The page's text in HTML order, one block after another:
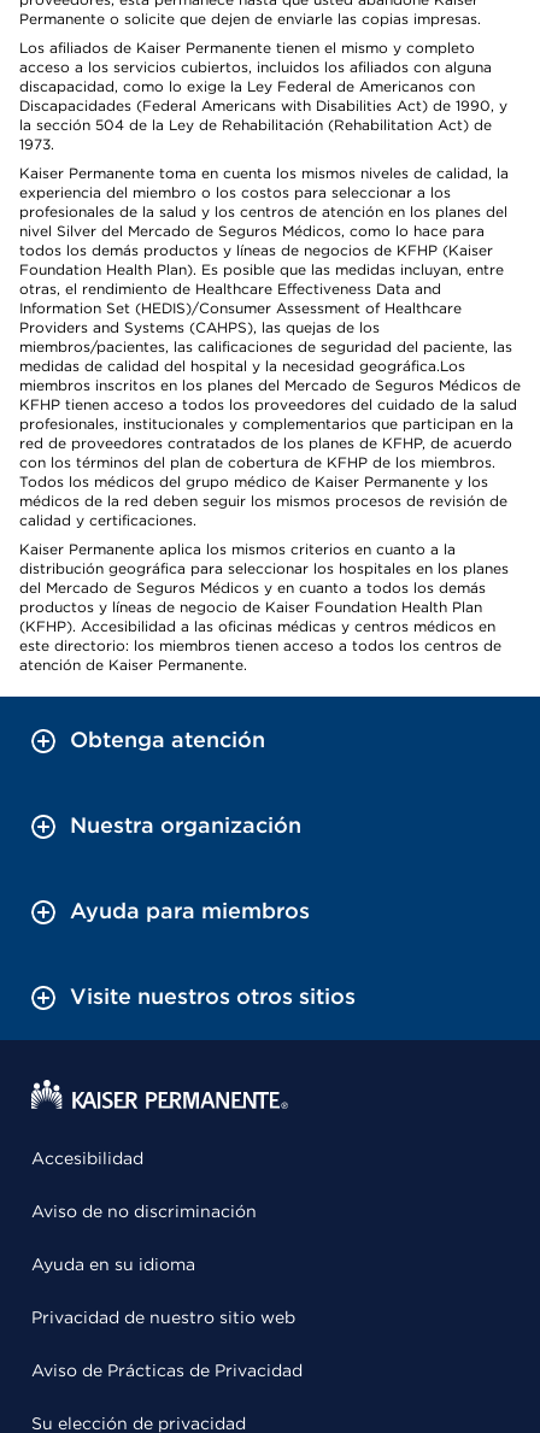
Permanente o solicite que dejen de enviarle las copias impresas.
Los afiliados de Kaiser Permanente tienen el mismo y completo
acceso a los servicios cubiertos, incluidos los afiliados con alguna
discapacidad, como lo exige la Ley Federal de Americanos con
Discapacidades (Federal Americans with Disabilities Act) de 1990, y
la sección 504 de la Ley de Rehabilitación (Rehabilitation Act) de
1973.
Kaiser Permanente toma en cuenta los mismos niveles de calidad, la
experiencia del miembro o los costos para seleccionar a los
profesionales de la salud y los centros de atención en los planes del
nivel Silver del Mercado de Seguros Médicos, como lo hace para
todos los demás productos y líneas de negocios de KFHP (Kaiser
Foundation Health Plan). Es posible que las medidas incluyan, entre
otras, el rendimiento de Healthcare Effectiveness Data and
Information Set (HEDIS)/Consumer Assessment of Healthcare
Providers and Systems (CAHPS), las quejas de los
miembros/pacientes, las calificaciones de seguridad del paciente, las
medidas de calidad del hospital y la necesidad geográfica.Los
miembros inscritos en los planes del Mercado de Seguros Médicos de
KFHP tienen acceso a todos los proveedores del cuidado de la salud
profesionales, institucionales y complementarios que participan en la
red de proveedores contratados de los planes de KFHP, de acuerdo
con los términos del plan de cobertura de KFHP de los miembros.
Todos los médicos del grupo médico de Kaiser Permanente y los
médicos de la red deben seguir los mismos procesos de revisión de
calidad y certificaciones.
Kaiser Permanente aplica los mismos criterios en cuanto a la
distribución geográfica para seleccionar los hospitales en los planes
del Mercado de Seguros Médicos y en cuanto a todos los demás
productos y líneas de negocio de Kaiser Foundation Health Plan
(KFHP). Accesibilidad a las oficinas médicas y centros médicos en
este directorio: los miembros tienen acceso a todos los centros de
atención de Kaiser Permanente.
Obtenga atención
Nuestra organización
Ayuda para miembros
Visite nuestros otros sitios
Accesibilidad
Aviso de no discriminación
Ayuda en su idioma
Privacidad de nuestro sitio web
Aviso de Prácticas de Privacidad
Su elección de privacidad